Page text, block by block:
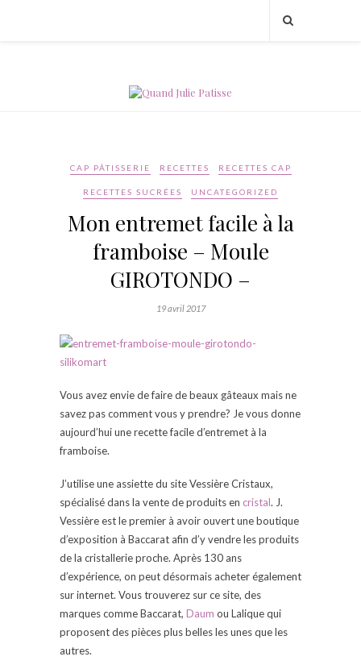
CAP PÂTISSERIE RECETTES RECETTES CAP
RECETTES SUCRÉES UNCATEGORIZED
Mon entremet facile à la
framboise – Moule
GIROTONDO –
19 avril 2017
Vous avez envie de faire de beaux gâteaux mais ne
savez pas comment vous y prendre? Je vous donne
aujourd’hui une recette facile d’entremet à la
framboise.
J’utilise une assiette du site Vessière Cristaux,
spécialisé dans la vente de produits en cristal. J.
Vessière est le premier à avoir ouvert une boutique
d’exposition à Baccarat afin d’y vendre les produits
de la cristallerie proche. Après 130 ans
d’expérience, on peut désormais acheter également
sur internet. Vous trouverez sur ce site, des
marques comme Baccarat, Daum ou Lalique qui
proposent des pièces plus belles les unes que les
autres.